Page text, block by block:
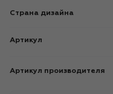
Страна дизайна
Артикул
Артикул производителя